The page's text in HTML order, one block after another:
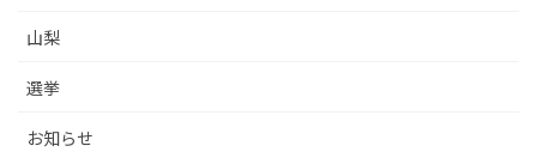
山梨
選挙
お知らせ